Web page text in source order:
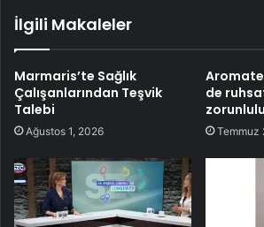
İlgili Makaleler
Marmaris’te Sağlık
Çalışanlarından Teşvik
Talebi
Ağustos 1, 2026
de
Temmuz